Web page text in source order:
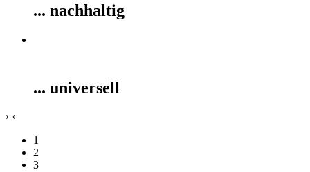
... nachhaltig
... universell
› ‹
1
2
3